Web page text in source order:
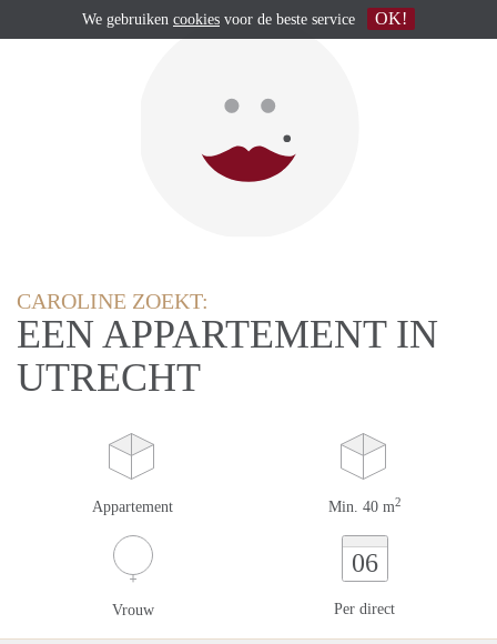
CAROLINE ZOEKT:
EEN APPARTEMENT IN
UTRECHT
Appartement Min. 40 m2
Vrouw
06
Per direct
We gebruiken cookies voor de beste service OK!